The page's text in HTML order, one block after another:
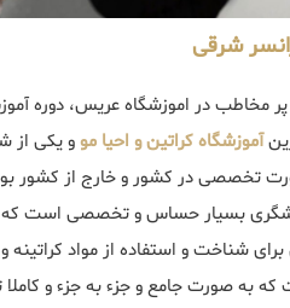
شرقی
مخاطب در اموزشگاه عریس، دوره
آموزشگاه کراتین و احیا موو یکی از
تخصصی در کشور و خارج از کشور
بسیار حساس و تخصصی است که به
شناخت و استفاده از مواد کراتینه و
که به صورت جامع و جزء به جزء و